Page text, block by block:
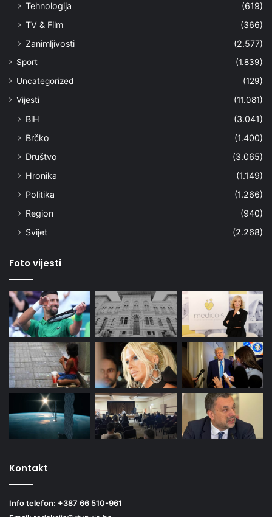
Tehnologija
(619)
TV & Film
(366)
Zanimljivosti
(2.577)
Sport
(1.839)
Uncategorized
(129)
Vijesti
(11.081)
BiH
(3.041)
Brčko
(1.400)
Društvo
(3.065)
Hronika
(1.149)
Politika
(1.266)
Region
(940)
Svijet
(2.268)
Foto vijesti
Kontakt
Info telefon: +387 66 510-961